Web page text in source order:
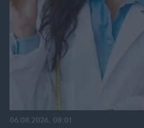
06.08.2026, 08:01